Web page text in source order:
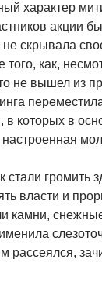
характер
акции
скрывала
того, как,
не вышел из
в которых в
настроенная
стали громить
власти и
камни,
рассеялся,